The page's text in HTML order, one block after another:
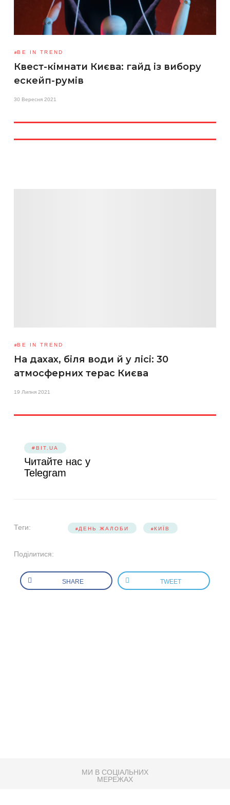
BE IN TREND
Квест-кімнати Києва: гайд із вибору
ескейп-румів
30 Вересня 2021
BE IN TREND
На дахах, біля води й у лісі: 30
атмосферних терас Києва
19 Липня 2021
#BIT.UA
Читайте нас у
Telegram
Теги: ДЕНЬ ЖАЛОБИ КИЇВ
Поділитися:
SHARE TWEET
МИ В СОЦІАЛЬНИХ
МЕРЕЖАХ